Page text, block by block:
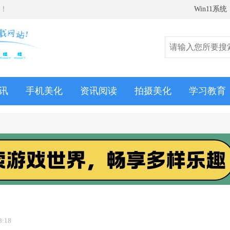
Win11系统
手机美化 资讯阅读 拍摄美化 学习教育